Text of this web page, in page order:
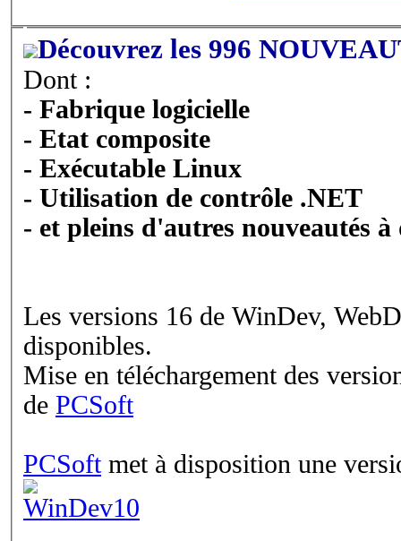
Découvrez les 996
Dont :
- Fabrique logicielle
- Etat composite
- Exécutable Linux
- Utilisation de contrôle .NET
- et pleins d'autres nouveautés
Les versions 16 de WinDev,
disponibles.
Mise en téléchargement des
de PCSoft
PCSoftmet à disposition une